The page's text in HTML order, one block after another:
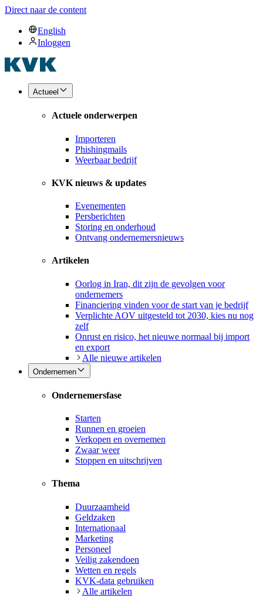
Direct naar de content
English
Inloggen
Actueel
Actuele onderwerpen
Importeren
Phishingmails
Weerbaar bedrijf
KVK nieuws & updates
Evenementen
Persberichten
Storing en onderhoud
Ontvang ondernemersnieuws
Artikelen
Oorlog in Iran, dit zijn de gevolgen voor
ondernemers
Financiering vinden voor de start van je bedrijf
Verplichte AOV uitgesteld tot 2030, kies nu nog
zelf
Onrust en risico, het nieuwe normaal bij import
en export
Alle nieuwe artikelen
Ondernemen
Ondernemersfase
Starten
Runnen en groeien
Verkopen en overnemen
Zwaar weer
Stoppen en uitschrijven
Thema
Duurzaamheid
Geldzaken
Internationaal
Marketing
Personeel
Veilig zakendoen
Wetten en regels
KVK-data gebruiken
Alle artikelen